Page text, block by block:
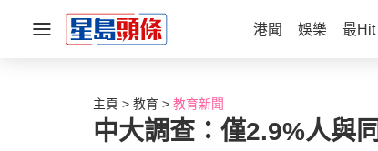
港聞 娛樂 最Hit
主頁 教育 教育新聞
中大調查：僅2.9%人與